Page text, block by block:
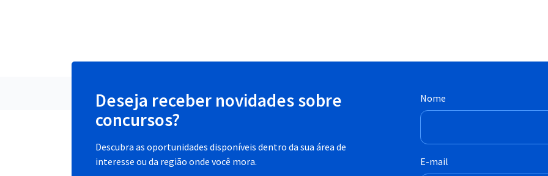
Deseja receber novidades sobre
concursos?
Descubra as oportunidades disponíveis dentro da sua área de
interesse ou da região onde você mora.
Nome
E-mail